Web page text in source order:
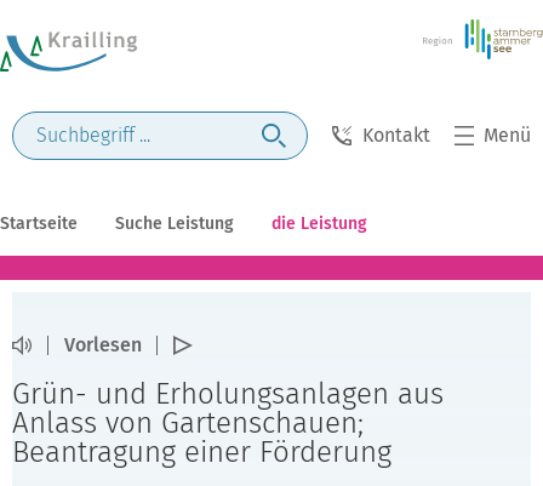
Kontakt Menü
Startseite Suche Leistung die Leistung
Vorlesen
Grün- und Erholungsanlagen aus
Anlass von Gartenschauen;
Beantragung einer Förderung